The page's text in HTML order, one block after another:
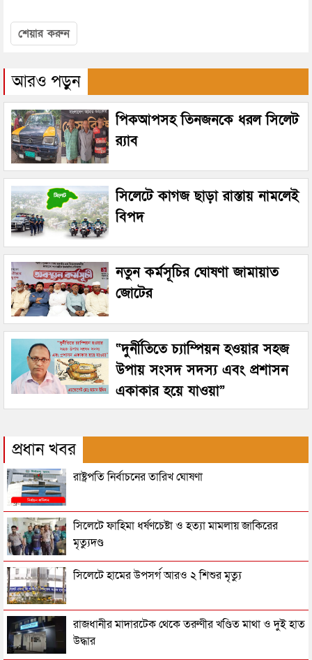
শেয়ার করুন
আরও পড়ুন
পিকআপসহ তিনজনকে ধরল সিলেট
র‌্যাব
সিলেটে কাগজ ছাড়া রাস্তায় নামলেই
বিপদ
নতুন কর্মসূচির ঘোষণা জামায়াত
জোটের
“দুর্নীতিতে চ্যাম্পিয়ন হওয়ার সহজ
উপায় সংসদ সদস্য এবং প্রশাসন
একাকার হয়ে যাওয়া”
প্রধান খবর
রাষ্ট্রপতি নির্বাচনের তারিখ ঘোষণা
সিলেটে ফাহিমা ধর্ষণচেষ্টা ও হত্যা মামলায় জাকিরের
মৃত্যুদণ্ড
সিলেটে হামের উপসর্গ আরও ২ শিশুর মৃত্যু
রাজধানীর মাদারটেক থেকে তরুণীর খণ্ডিত মাথা ও দুই হাত
উদ্ধার